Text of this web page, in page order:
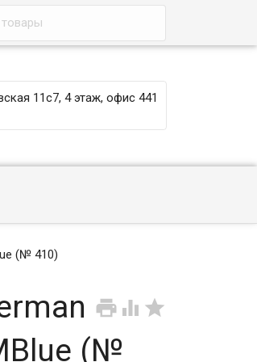
11с7, 4 этаж, офис 441
(№ 410)
  
(№